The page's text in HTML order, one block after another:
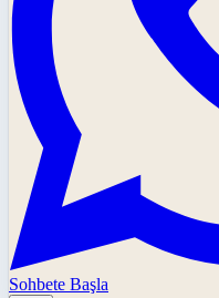
Sohbete Başla